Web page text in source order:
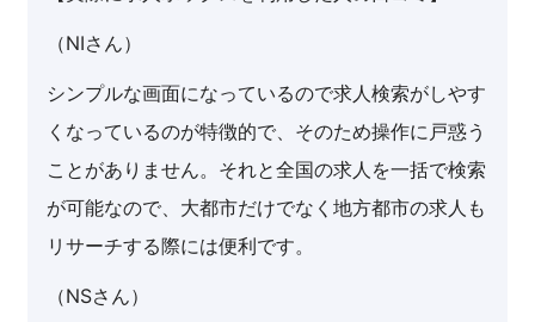
（NIさん）
シンプルな画面になっているので求人検索がしやす
くなっているのが特徴的で、そのため操作に戸惑う
ことがありません。それと全国の求人を一括で検索
が可能なので、大都市だけでなく地方都市の求人も
リサーチする際には便利です。
（NSさん）